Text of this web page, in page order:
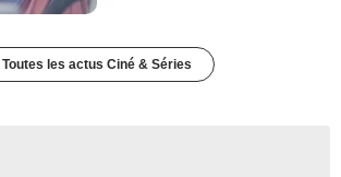
Toutes les actus Ciné & Séries